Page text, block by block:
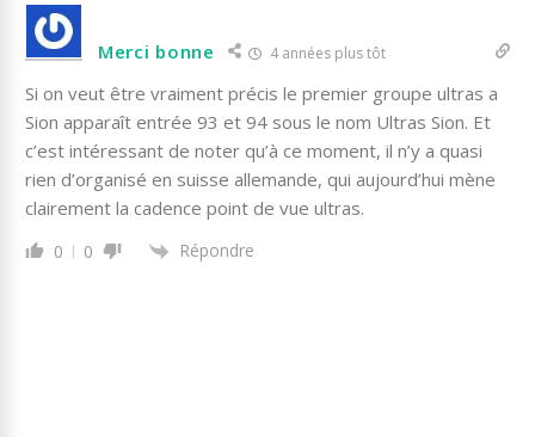
Merci bonne 4 années plus tôt
Si on veut être vraiment précis le premier groupe ultras a
Sion apparaît entrée 93 et 94 sous le nom Ultras Sion. Et
c’est intéressant de noter qu’à ce moment, il n’y a quasi
rien d’organisé en suisse allemande, qui aujourd’hui mène
clairement la cadence point de vue ultras.
0 0 Répondre